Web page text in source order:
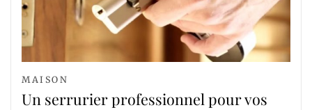
MAISON
Un serrurier professionnel pour vos